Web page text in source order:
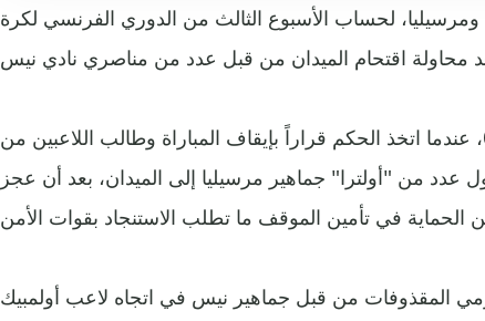
لحساب الأسبوع الثالث من الدوري الفرنسي لكرة
وكانت النتيجة تُعلن تقدم نيس 1ـ0، عندما اتخذ الحكم قراراً بإيقاف المباراة وطالب اللاعبين من
عدد من "أولترا" جماهير مرسيليا إلى الميدان، بعد أن عجز
المقذوفات من قبل جماهير نيس في اتجاه لاعب أولمبيك